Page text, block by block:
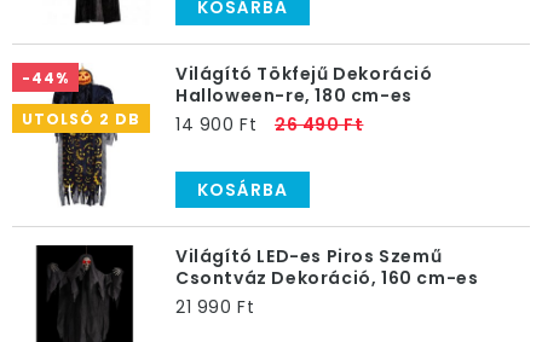
KOSÁRBA
-44%
UTOLSÓ 2 DB
Világító Tökfejű Dekoráció
Halloween-re, 180 cm-es
14 900 Ft
26 490 Ft
KOSÁRBA
Világító LED-es Piros Szemű
Csontváz Dekoráció, 160 cm-es
21 990 Ft